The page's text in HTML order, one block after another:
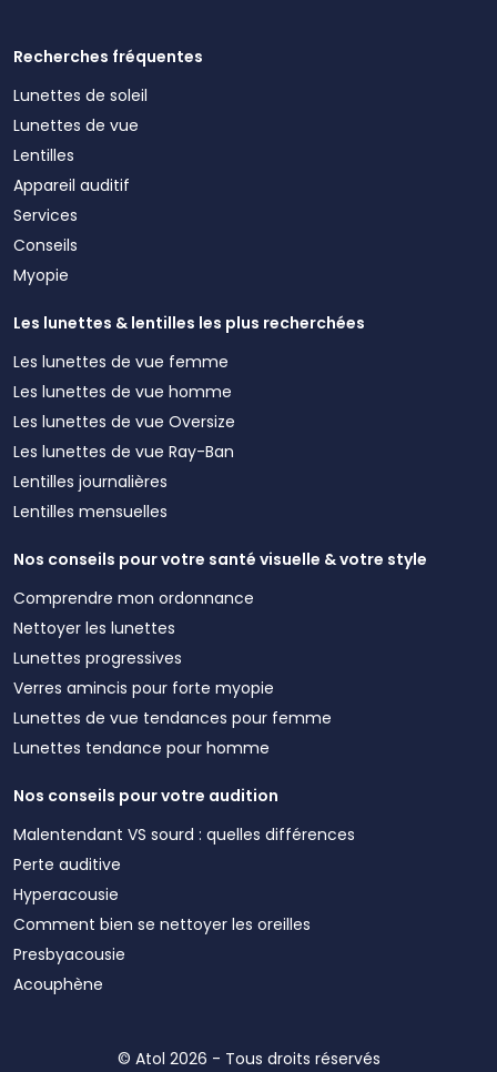
Recherches fréquentes
Lunettes de soleil
Lunettes de vue
Lentilles
Appareil auditif
Services
Conseils
Myopie
Les lunettes & lentilles les plus recherchées
Les lunettes de vue femme
Les lunettes de vue homme
Les lunettes de vue Oversize
Les lunettes de vue Ray-Ban
Lentilles journalières
Lentilles mensuelles
Nos conseils pour votre santé visuelle & votre style
Comprendre mon ordonnance
Nettoyer les lunettes
Lunettes progressives
Verres amincis pour forte myopie
Lunettes de vue tendances pour femme
Lunettes tendance pour homme
Nos conseils pour votre audition
Malentendant VS sourd : quelles différences
Perte auditive
Hyperacousie
Comment bien se nettoyer les oreilles
Presbyacousie
Acouphène
© Atol 2026 - Tous droits réservés